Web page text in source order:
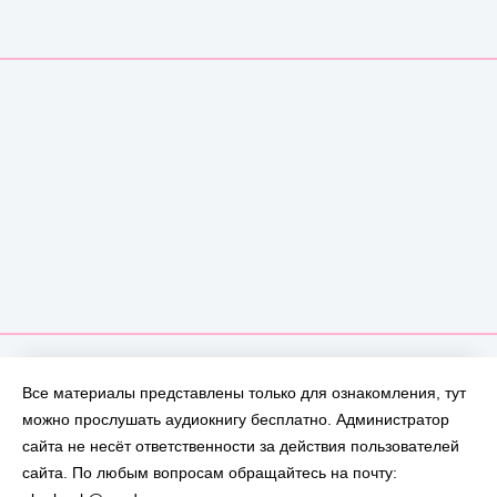
Все материалы представлены только для ознакомления, тут
можно прослушать аудиокнигу бесплатно. Администратор
сайта не несёт ответственности за действия пользователей
сайта. По любым вопросам обращайтесь на почту: